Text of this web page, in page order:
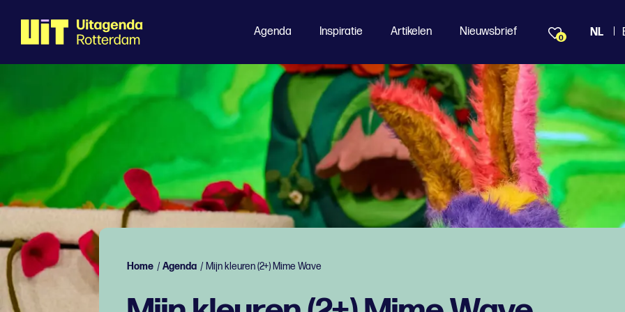
Agenda Inspiratie Artikelen Nieuwsbrief 0 NL
Home /Agenda / Mijn kleuren (2+) Mime Wave